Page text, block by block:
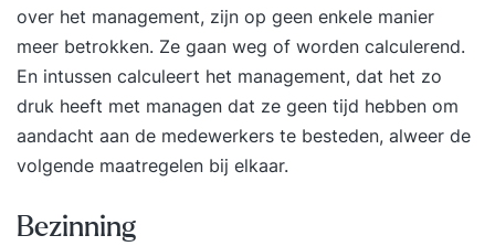
en iets nieuws nodig hebt. InhoudDe training
Creatief en Innovatief Denken leert je hoe je deze
denkpatronen kunt doorbreken en hoe je aan de
lopende band op nieuwe en verrassende ideeën
kunt komen of on-ontdekte kansen aan de
oppervlakte kunt brengen. In deze training komt
‘vast’ komt te zitten de basisvaardigheden van
over het management, zijn op geen enkele manier
meer betrokken. Ze gaan weg of worden calculerend.
En intussen calculeert het management, dat het zo
druk heeft met managen dat ze geen tijd hebben om
aandacht aan de medewerkers te besteden, alweer de
volgende maatregelen bij elkaar.
Bezinning